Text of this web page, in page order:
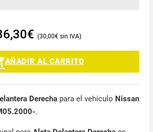
€ 30,00€
AÑADIR AL CARRITO
Derechapara el vehículo Nissan
.